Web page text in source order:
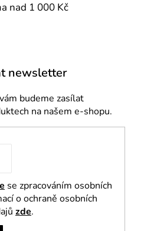
y
i
s
u
nad 1 000 Kč
newsletter
budeme zasílat
na našem e-shopu.
se zpracováním osobních
o ochraně osobních
zde.